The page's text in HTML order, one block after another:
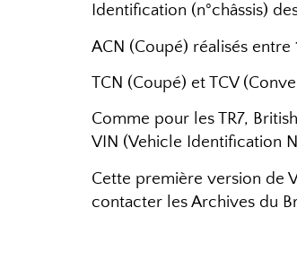
Identification (n°châssis)
ACN (Coupé) réalisés entre
TCN (Coupé) et TCV
Comme pour les TR7,
VIN (Vehicle Identification
Cette première version de
contacter l es Archives du